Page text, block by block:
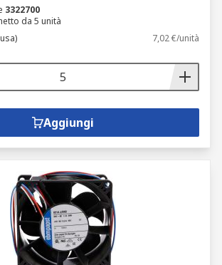
3322700
da 5 unità
7,02 €/unità
Aggiungi